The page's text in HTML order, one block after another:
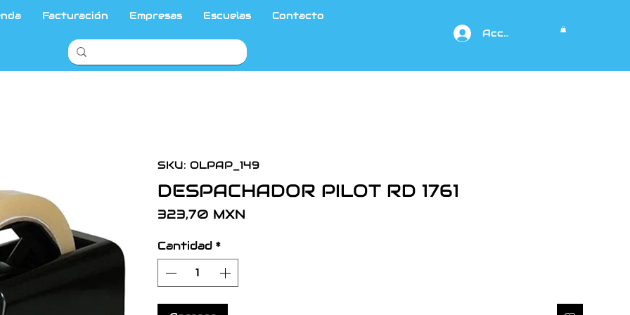
Facturación Empresas Escuelas
Contacto
Acceso
SKU: OLPAP_149
DESPACHADOR PILOT RD 1761
323,70 MXN
Cantidad *